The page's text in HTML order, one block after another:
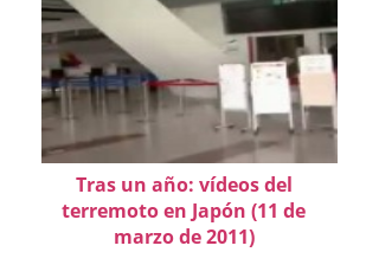
Tras un año: vídeos del
terremoto en Japón (11 de
marzo de 2011)